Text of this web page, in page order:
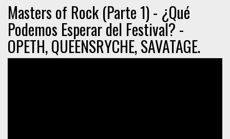
Masters of Rock (Parte 1) - ¿Qué
Podemos Esperar del Festival? -
OPETH, QUEENSRYCHE, SAVATAGE.